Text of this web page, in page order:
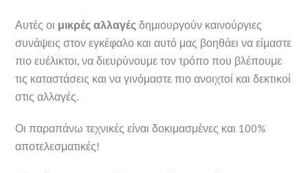
Αυτές οι μικρές αλλαγές δημιουργούν καινούργιες
συνάψεις στον εγκέφαλο και αυτό μας βοηθάει να είμαστε
πιο ευέλικτοι, να διευρύνουμε τον τρόπο που βλέπουμε
τις καταστάσεις και να γινόμαστε πιο ανοιχτοί και δεκτικοί
στις αλλαγές.
Οι παραπάνω τεχνικές είναι δοκιμασμένες και 100%
αποτελεσματικές!